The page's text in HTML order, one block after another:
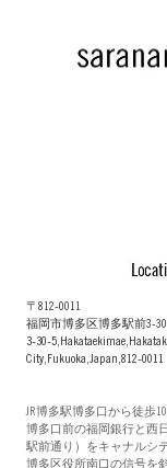
〒812-0011
福岡市博多区博多駅前3-
3-30-
City,Fukuoka,Japan,812-0011
JR博多駅博多口から徒歩10
博多口前の福岡銀行と西
駅前通り）をキャナルシ
博多区役所南口の信号を